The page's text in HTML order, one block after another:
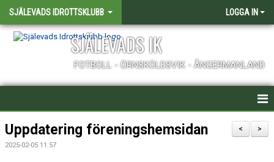
SJÄLEVADS IDROTTSKLUBB LOGGA IN
SJÄLEVADS IK
FOTBOLL - ÖRNSKÖLDSVIK - ÅNGERMANLAND
HEM
NYHETER
>
<
Uppdatering föreningshemsidan
2025-02-05 11:57